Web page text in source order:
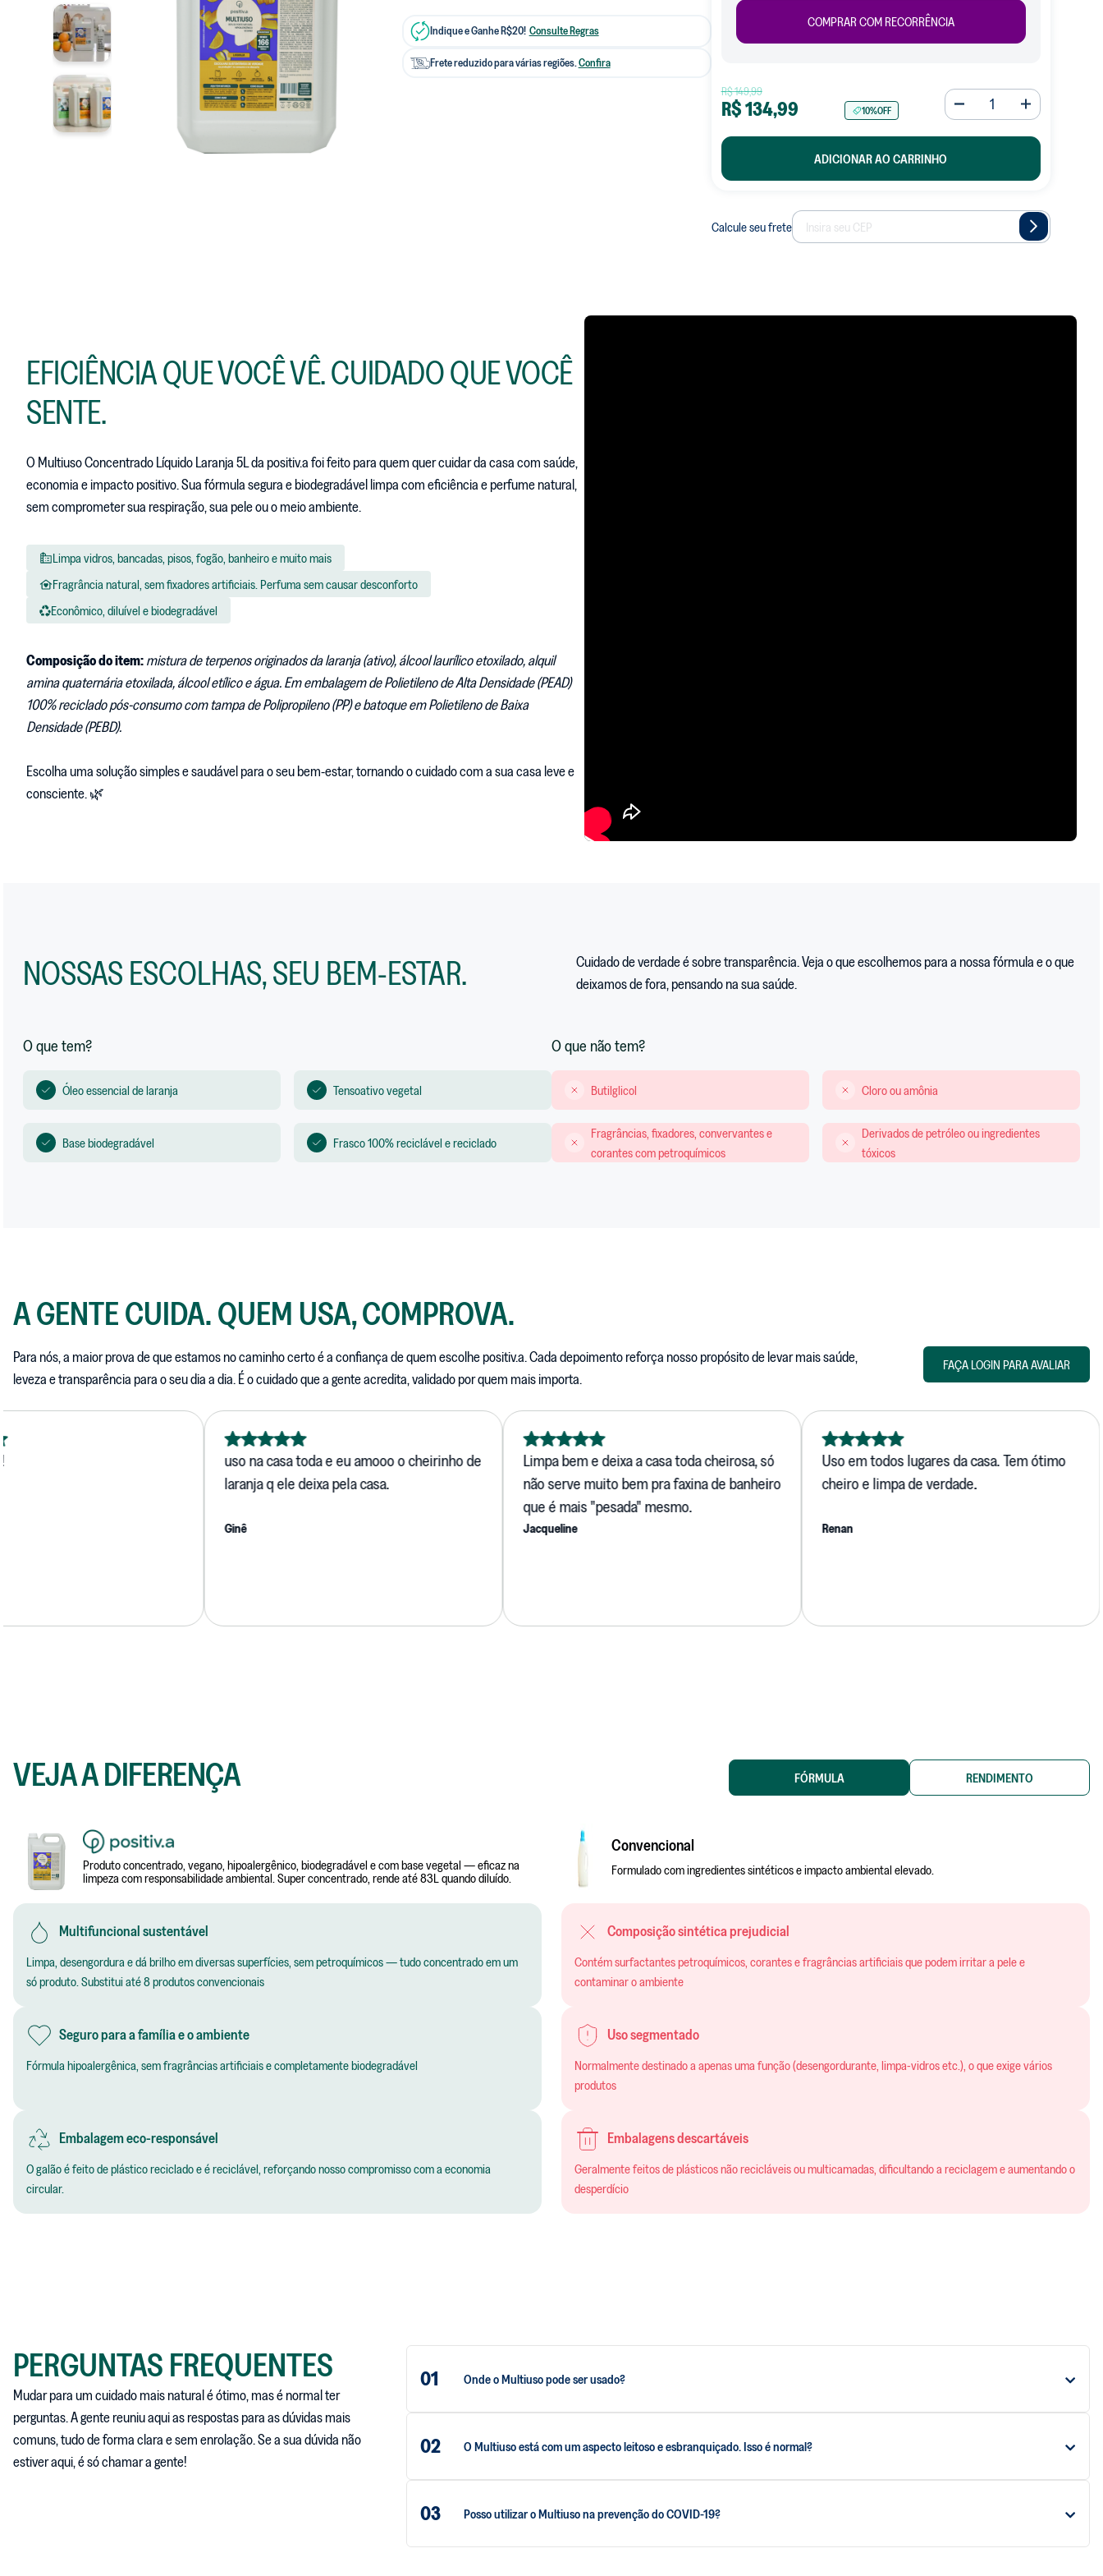
Indique e Ganhe R$20! Consulte Regras
Frete reduzido para várias regiões.Confira
COMPRAR COM RECORRÊNCIA
R$149,99
R$134,99 10%OFF
ADICIONAR AO CARRINHO
Calcule seu frete
EFICIÊNCIA QUE VOCÊ VÊ. CUIDADO QUE VOCÊ
SENTE.
O Multiuso Concentrado Líquido Laranja 5L da positiv.a foi feito para quem quer cuidar da casa com saúde,
economia e impacto positivo. Sua fórmula segura e biodegradável limpa com eficiência e perfume natural,
sem comprometer sua respiração, sua pele ou o meio ambiente.
Limpa vidros, bancadas, pisos, fogão, banheiro e muito mais
Fragrância natural, sem fixadores artificiais. Perfuma sem causar desconforto
Econômico, diluível e biodegradável
Composição do item:mistura de terpenos originados da laranja (ativo), álcool laurílico etoxilado, alquil
amina quaternária etoxilada, álcool etílico e água. Em embalagem de Polietileno de Alta Densidade (PEAD)
100% reciclado pós-consumo com tampa de Polipropileno (PP) e batoque em Polietileno de Baixa
Densidade (PEBD).
Escolha uma solução simples e saudável para o seu bem-estar, tornando o cuidado com a sua casa leve e
consciente. 🌿
NOSSAS ESCOLHAS, SEU BEM-ESTAR.
Cuidado de verdade é sobre transparência. Veja o que escolhemos para a nossa fórmula e o que
deixamos de fora, pensando na sua saúde.
O que tem?
Óleo essencial de laranja Tensoativo vegetal
Base biodegradável Frasco 100% reciclável e reciclado
O que não tem?
Butilglicol Cloro ou amônia
Fragrâncias, fixadores, convervantes e
corantes com petroquímicos
Derivados de petróleo ou ingredientes
tóxicos
A GENTE CUIDA. QUEM USA, COMPROVA.
Para nós, a maior prova de que estamos no caminho certo é a confiança de quem escolhe positiv.a. Cada depoimento reforça nosso propósito de levar mais saúde,
leveza e transparência para o seu dia a dia. É o cuidado que a gente acredita, validado por quem mais importa.
FAÇA LOGIN PARA AVALIAR
uso na casa toda e eu amooo o cheirinho de
laranja q ele deixa pela casa.
Limpa bem e deixa a casa toda cheirosa, só
não serve muito bem pra faxina de banheiro
que é mais "pesada" mesmo.
Jacqueline
Uso em todos lugares da casa. Tem ótimo
cheiro e limpa de verdade.
VEJA A DIFERENÇA FÓRMULA RENDIMENTO
Produto concentrado, vegano, hipoalergênico, biodegradável e com base vegetal — eficaz na
limpeza com responsabilidade ambiental. Super concentrado, rende até 83L quando diluído.
Convencional
Formulado com ingredientes sintéticos e impacto ambiental elevado.
Multifuncional sustentável
Limpa, desengordura e dá brilho em diversas superfícies, sem petroquímicos — tudo concentrado em um
só produto. Substitui até 8 produtos convencionais
Seguro para a família e o ambiente
Fórmula hipoalergênica, sem fragrâncias artificiais e completamente biodegradável
Embalagem eco-responsável
O galão é feito de plástico reciclado e é reciclável, reforçando nosso compromisso com a economia
circular.
Composição sintética prejudicial
Contém surfactantes petroquímicos, corantes e fragrâncias artificiais que podem irritar a pele e
contaminar o ambiente
Uso segmentado
Normalmente destinado a apenas uma função (desengordurante, limpa-vidros etc.), o que exige vários
produtos
Embalagens descartáveis
Geralmente feitos de plásticos não recicláveis ou multicamadas, dificultando a reciclagem e aumentando o
desperdício
limpeza com apenas
menores
Dosagem alta por uso
Fórmulas menos concentradas exigem quantidades maiores para limpar — menor rendimento total
Custo maior por aplicação
Mesmo com preço inicial menor, o custo por uso acaba sendo maior devido ao menor rendimento
Mais desperdício
Uso de embalagens individuais para cada tipo de limpeza aumenta o descarte plástico
PERGUNTAS FREQUENTES
Mudar para um cuidado mais natural é ótimo, mas é normal ter
perguntas. A gente reuniu aqui as respostas para as dúvidas mais
comuns, tudo de forma clara e sem enrolação. Se a sua dúvida não
estiver aqui, é só chamar a gente!
01 Onde o Multiuso pode ser usado?
02 O Multiuso está com um aspecto leitoso e esbranquiçado. Isso é normal?
03 Posso utilizar o Multiuso na prevenção do COVID-19?
sabão líquido
sabão